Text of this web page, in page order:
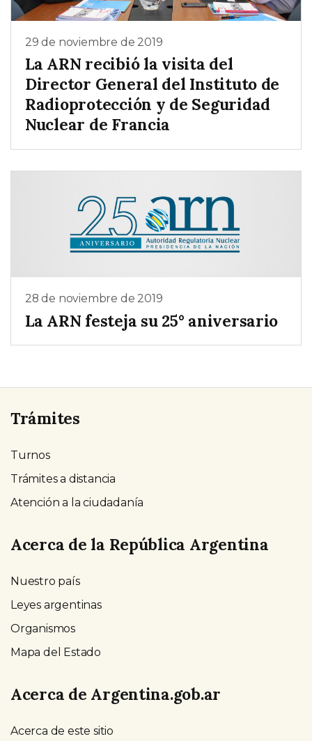
29 de noviembre de 2019
La ARN recibió la visita del
Director General del Instituto de
Radioprotección y de Seguridad
Nuclear de Francia
28 de noviembre de 2019
La ARN festeja su 25° aniversario
Trámites
Turnos
Trámites a distancia
Atención a la ciudadanía
Acerca de la República Argentina
Nuestro país
Leyes argentinas
Organismos
Mapa del Estado
Acerca de Argentina.gob.ar
Acerca de este sitio